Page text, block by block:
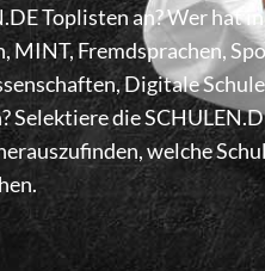
Toplisten an? Wer hat
MINT, Fremdsprachen,
Digitale
Selektiere die
welche